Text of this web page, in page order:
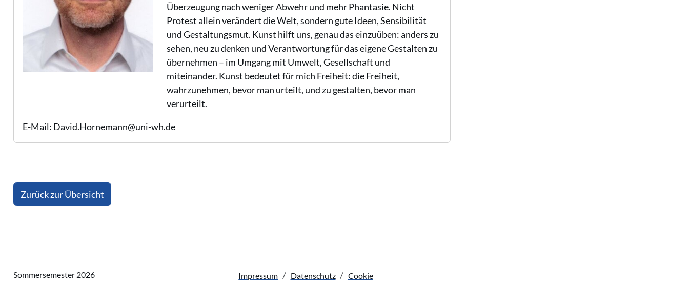
Überzeugung nach weniger Abwehr und mehr Phantasie. Nicht
Protest allein verändert die Welt, sondern gute Ideen, Sensibilität
und Gestaltungsmut. Kunst hilft uns, genau das einzuüben: anders zu
sehen, neu zu denken und Verantwortung für das eigene Gestalten zu
übernehmen – im Umgang mit Umwelt, Gesellschaft und
miteinander. Kunst bedeutet für mich Freiheit: die Freiheit,
wahrzunehmen, bevor man urteilt, und zu gestalten, bevor man
verurteilt.
E-Mail: David.Hornemann@uni-wh.de
Zurück zur Übersicht
Sommersemester 2026 Impressum Datenschutz Cookie